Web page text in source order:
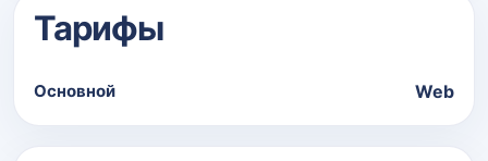
Тарифы
Основной Web